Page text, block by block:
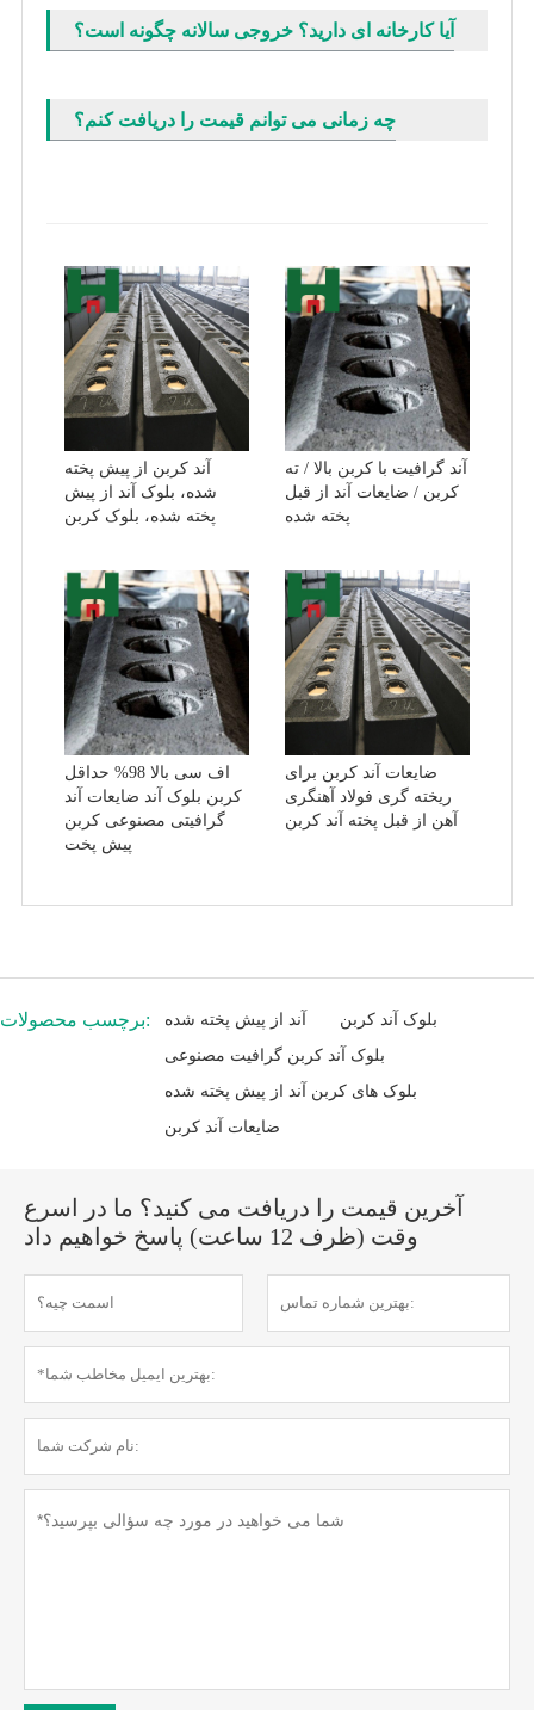
آیا کارخانه ای دارید؟ خروجی سالانه چگونه است؟
چه زمانی می توانم قیمت را دریافت کنم؟
آند کربن از پیش پخته
شده، بلوک آند از پیش
پخته شده، بلوک کربن
آند گرافیت با کربن بالا / ته
کربن / ضایعات آند از قبل
پخته شده
اف سی بالا 98% حداقل
کربن بلوک آند ضایعات آند
گرافیتی مصنوعی کربن
پیش پخت
ضایعات آند کربن برای
ریخته گری فولاد آهنگری
آهن از قبل پخته آند کربن
برچسب محصولات: آند از پیش پخته شده
بلوک آند کربن
بلوک آند کربن گرافیت مصنوعی
بلوک های کربن آند از پیش پخته شده
ضایعات آند کربن
آخرین قیمت را دریافت می کنید؟ ما در اسرع
وقت (ظرف 12 ساعت) پاسخ خواهیم داد